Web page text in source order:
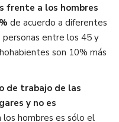
frente a los hombres
de acuerdo a diferentes
personas entre los 45 y
son 10% más
de trabajo de las
y no es
los hombres es sólo el